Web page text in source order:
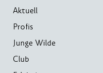
Aktuell
Profis
Junge Wilde
Club